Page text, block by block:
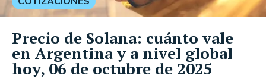
Precio de Solana: cuánto vale
en Argentina y a nivel global
hoy, 06 de octubre de 2025